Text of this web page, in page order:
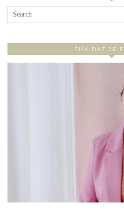
LEUK DAT JE